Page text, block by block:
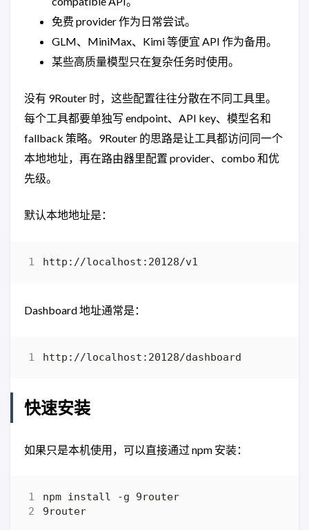
免费 provider 作为日常尝试。
GLM、MiniMax、Kimi 等便宜 API 作为备用。
某些高质量模型只在复杂任务时使用。
没有 9Router 时，这些配置往往分散在不同工具里。
每个工具都要单独写 endpoint、API key、模型名和
fallback 策略。9Router 的思路是让工具都访问同一个
本地地址，再在路由器里配置 provider、combo 和优
先级。
默认本地地址是：
Dashboard 地址通常是：
快速安装
如果只是本机使用，可以直接通过 npm 安装：